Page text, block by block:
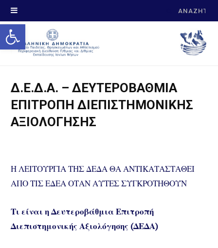
Open toolbar
Search
Δ.Ε.Δ.Α. – ΔΕΥΤΕΡΟΒΑΘΜΙΑ
ΕΠΙΤΡΟΠΗ ΔΙΕΠΙΣΤΗΜΟΝΙΚΗΣ
ΑΞΙΟΛΟΓΗΣΗΣ
Η ΛΕΙΤΟΥΡΓΙΑ ΤΗΣ ΔΕΔΑ ΘΑ ΑΝΤΙΚΑΤΑΣΤΑΘΕΙ
ΑΠΟ ΤΙΣ ΕΔΕΑ ΟΤΑΝ ΑΥΤΕΣ ΣΥΓΚΡΟΤΗΘΟΥΝ
Τι είναι η Δευτεροβάθμια Επιτροπή
Διεπιστημονικής Αξιολόγησης (ΔΕΔΑ)